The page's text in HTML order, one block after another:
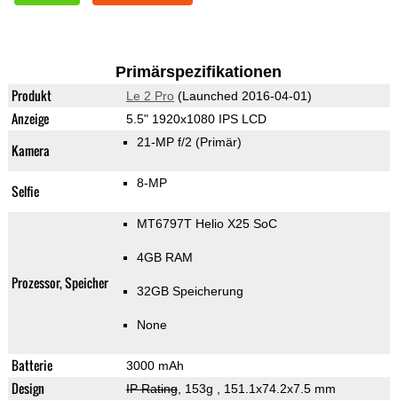
Primärspezifikationen
Produkt Le 2 Pro(Launched 2016-04-01)
Anzeige 5.5" 1920x1080 IPS LCD
Kamera 21-MP f/2 (Primär)
Selfie 8-MP
Prozessor, Speicher
MT6797T Helio X25 SoC
4GB RAM
32GB Speicherung
None
Batterie 3000 mAh
Design IP Rating, 153g , 151.1x74.2x7.5 mm